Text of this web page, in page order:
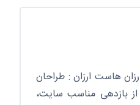
هاست ارزان : طراحان
بازدهی مناسب سایت،